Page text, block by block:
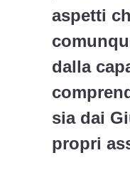
aspetti
dalla
sia dai
propri